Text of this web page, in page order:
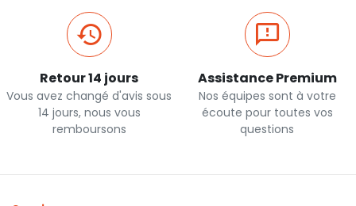
Retour 14 jours
Vous avez changé d'avis sous
14 jours, nous vous
remboursons
Assistance Premium
Nos équipes sont à votre
écoute pour toutes vos
questions